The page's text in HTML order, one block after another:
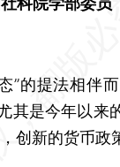
的提法相伴而
其是今年以来
创新的货币政